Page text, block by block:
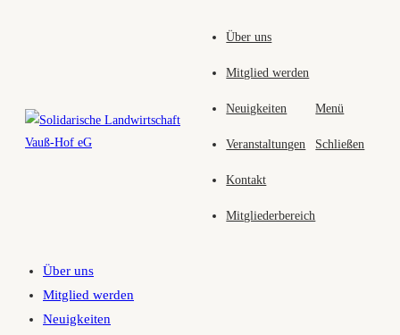
Über uns
Mitglied werden
Neuigkeiten
Veranstaltungen
Kontakt
Mitgliederbereich
Menü
Schließen
Über uns
Mitglied werden
Neuigkeiten